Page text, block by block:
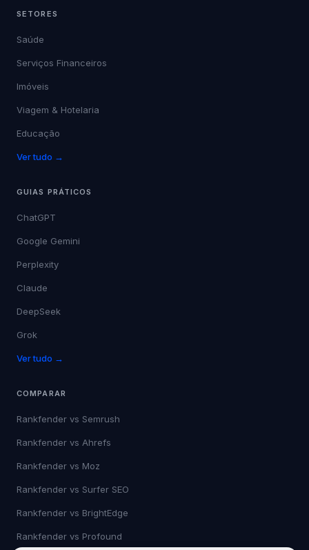
SETORES
Saúde
Serviços Financeiros
Imóveis
Viagem & Hotelaria
Educação
Ver tudo →
GUIAS PRÁTICOS
ChatGPT
Google Gemini
Perplexity
Claude
DeepSeek
Grok
Ver tudo →
COMPARAR
Rankfender vs Semrush
Rankfender vs Ahrefs
Rankfender vs Moz
Rankfender vs Surfer SEO
Rankfender vs BrightEdge
Rankfender vs Profound